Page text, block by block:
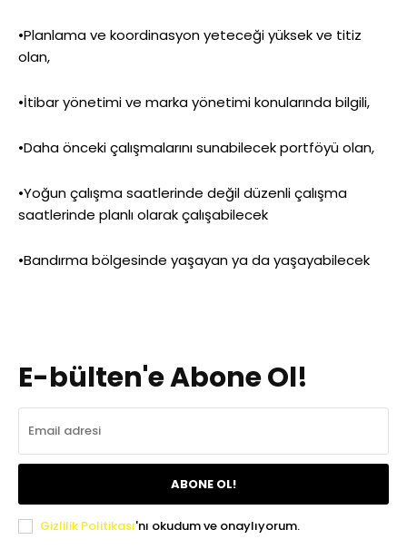
•Planlama ve koordinasyon yeteceği yüksek ve titiz
olan,
•İtibar yönetimi ve marka yönetimi konularında bilgili,
•Daha önceki çalışmalarını sunabilecek portföyü olan,
•Yoğun çalışma saatlerinde değil düzenli çalışma
saatlerinde planlı olarak çalışabilecek
•Bandırma bölgesinde yaşayan ya da yaşayabilecek
E-bülten'e Abone Ol!
ABONE OL!
Gizlilik Politikası'nı okudum ve onaylıyorum.